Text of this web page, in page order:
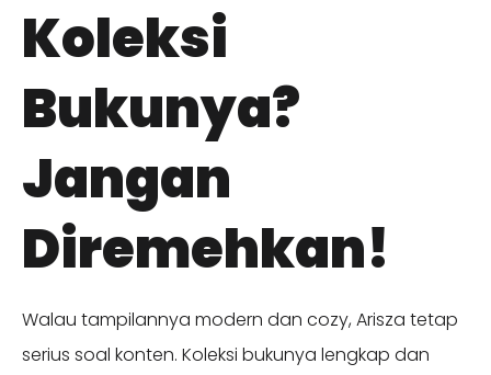
Koleksi
Bukunya?
Jangan
Diremehkan!
Walau tampilannya modern dan cozy, Arisza tetap
serius soal konten. Koleksi bukunya lengkap dan